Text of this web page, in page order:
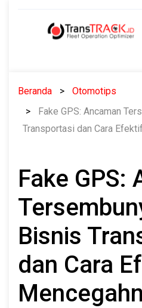
Beranda
Otomotips
Fake GPS: Ancaman
Transportasi dan Cara
Fake GPS:
Bisnis
dan Cara